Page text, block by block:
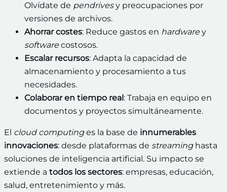
Olvídate de pendrivesy preocupaciones por
versiones de archivos.
Ahorrar costes: Reduce gastos en hardwarey
softwarecostosos.
Escalar recursos: Adapta la capacidad de
almacenamiento y procesamiento a tus
necesidades.
Colaborar en tiempo real: Trabaja en equipo en
documentos y proyectos simultáneamente.
El cloud computinges la base de innumerables
innovaciones: desde plataformas de streaminghasta
soluciones de inteligencia artificial. Su impacto se
extiende a todos los sectores: empresas, educación,
salud, entretenimiento y más.